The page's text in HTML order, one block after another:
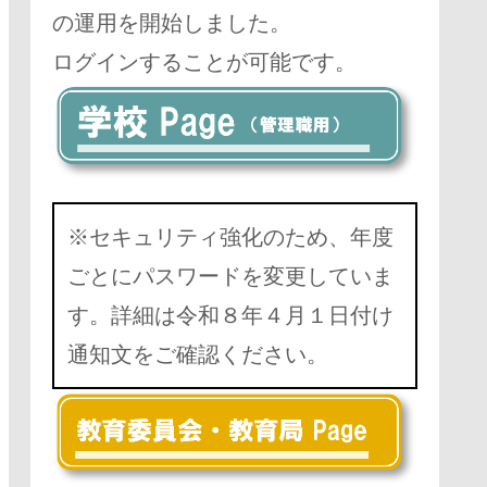
の運用を開始しました。
ログインすることが可能です。
※セキュリティ強化のため、年度
ごとにパスワードを変更していま
す。詳細は令和８年４月１日付け
通知文をご確認ください。